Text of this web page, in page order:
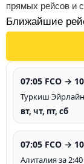
прямых рейсов и
Ближайшие
07:05 FCO →
Туркиш
вт, чт, пт, сб
07:05 FCO →
Алиталия за